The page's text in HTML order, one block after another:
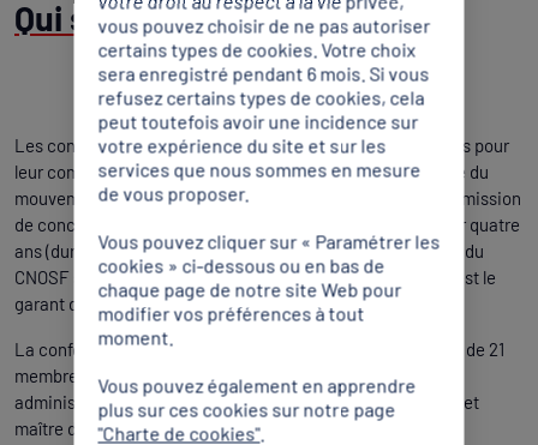
Qui sont les conciliateurs ?
Les conciliateurs sont des personnalités reconnues à la fois pour
leur compétence en matière juridique et leur connaissance du
mouvement sportif, qui se chargent, à titre bénévole, de la mission
de conciliation incombant au CNOSF. Ils sont nommés pour quatre
ans (durée d’une olympiade) par le Conseil d’administration du
CNOSF sur proposition de son Comité de déontologie, qui est le
garant de l’indépendance de cette conférence.
La conférence des conciliateurs est aujourd’hui composée de 21
membres issus des corps suivants : magistrats de l’ordre
administratif et judiciaire, professeur des facultés de droit et
maître de conférences et avocats.
vous pouvez choisir de ne pas autoriser
certains types de cookies. Votre choix
sera enregistré pendant 6 mois. Si vous
refusez certains types de cookies, cela
peut toutefois avoir une incidence sur
votre expérience du site et sur les
services que nous sommes en mesure
de vous proposer.
Vous pouvez cliquer sur « Paramétrer les
cookies » ci-dessous ou en bas de
chaque page de notre site Web pour
modifier vos préférences à tout
moment.
Vous pouvez également en apprendre
plus sur ces cookies sur notre page
"Charte de cookies".